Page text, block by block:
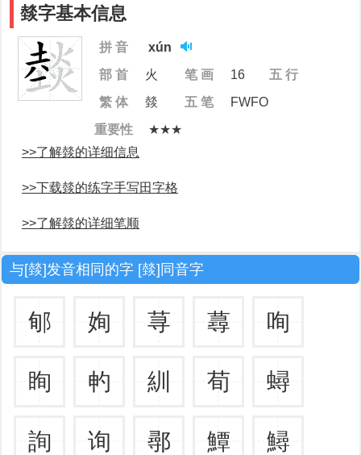
燅字基本信息
拼 音
xún
部 首
火 笔 画 16
五 行
繁 体
燅 五 笔
FWFO
重要性
★★★
>>了解燅的详细信息
>>下载燅的练字手写田字格
>>了解燅的详细笔顺
与[燅]发音相同的字 [燅]同音字
郇 姰 荨 蕁 咰
眴 畃 紃 荀 蟳
詢 询 鄩 鱏 鱘